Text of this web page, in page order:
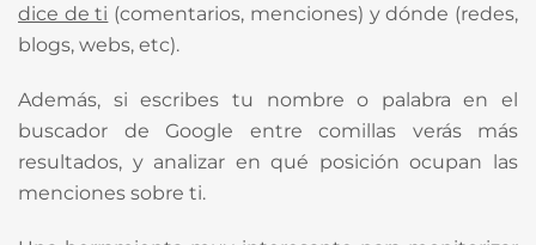
dice de ti (comentarios, menciones) y dónde (redes,
blogs, webs, etc).
Además, si escribes tu nombre o palabra en el
buscador de Google entre comillas verás más
resultados, y analizar en qué posición ocupan las
menciones sobre ti.